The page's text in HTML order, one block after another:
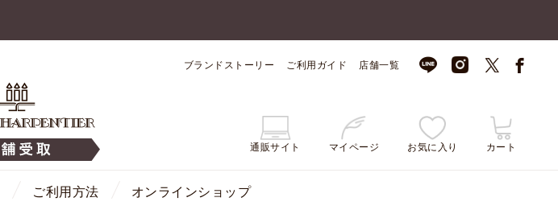
ブランドストーリー ご利用ガイド 店舗一覧
通販サイト マイページ お気に入り カート
ご利用方法 オンラインショップ